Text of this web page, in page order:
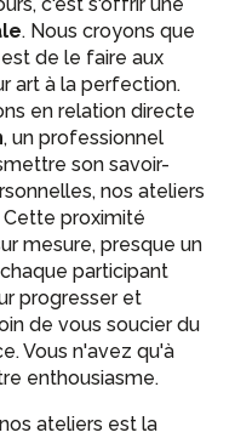
. Nous croyons que
de le faire aux
art à la perfection.
en relation directe
, un professionnel
son savoir-
nos ateliers
proximité
mesure, presque un
participant
progresser et
de vous soucier du
Vous n'avez qu'à
enthousiasme.
ateliers est la